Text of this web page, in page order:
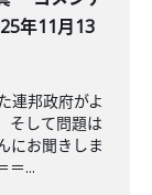
年11月13
連邦政府がよ
そして問題は
にお聞きしま
＝...